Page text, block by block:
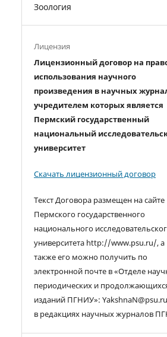
Зоология
Лицензия
Лицензионный договор на
использования научного
произведения в научных
учредителем которых является
Пермский государственный
национальный
университет
Скачать лицензионный договор
Текст Договора размещен на сайте
Пермского государственного
национального
университета http://www.psu.ru/, а
также его можно получить по
электронной почте в «Отделе
периодических и
изданий ПГНИУ»:
в редакциях научных журналов